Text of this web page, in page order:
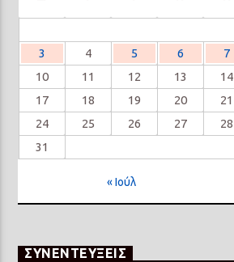
3
4 5 6 7
10
11 12 13 14
17
18 19 20 21
24
25 26 27 28
31
« Ιούλ
ΣΥΝΕΝΤΕΥΞΕΙΣ